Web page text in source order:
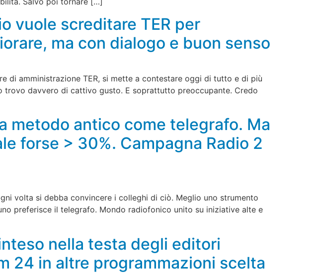
vuole screditare TER per
ma con dialogo e buon senso
di amministrazione TER, si mette a contestare oggi di tutto e di più
trovo davvero di cattivo gusto. E soprattutto preoccupante. Credo
metodo antico come telegrafo. Ma
forse > 30%. Campagna Radio 2
volta si debba convincere i colleghi di ciò. Meglio uno strumento
preferisce il telegrafo. Mondo radiofonico unito su iniziative alte e
nella testa degli editori
24 in altre programmazioni scelta